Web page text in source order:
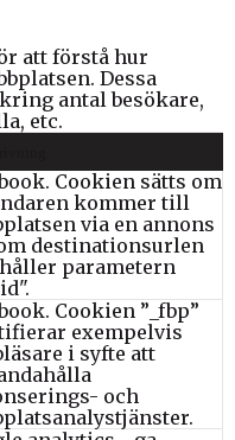
att förstå hur
Dessa
antal besökare,
etc.
Cookien sätts om
kommer till
via en annons
destinationsurlen
parametern
Cookien ”_fbp”
exempelvis
i syfte att
och